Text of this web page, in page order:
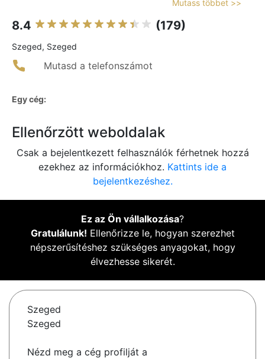
Mutass többet >>
8.4 (179)
Szeged, Szeged
Mutasd a telefonszámot
Egy cég:
Ellenőrzött weboldalak
Csak a bejelentkezett felhasználók férhetnek hozzá
ezekhez az információkhoz. Kattints ide a
bejelentkezéshez.
Ez az Ön vállalkozása?
Gratulálunk! Ellenőrizze le, hogyan szerezhet
népszerűsítéshez szükséges anyagokat, hogy
élvezhesse sikerét.
Szeged
Szeged
Nézd meg a cég profilját a